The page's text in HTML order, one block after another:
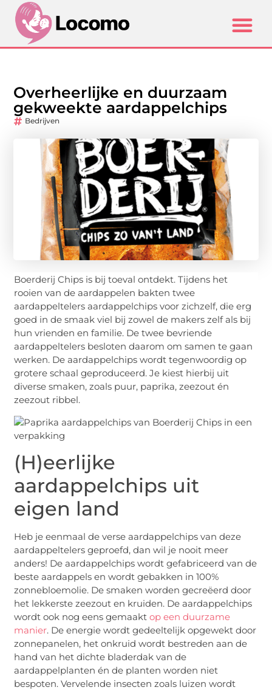
Overheerlijke en duurzaam
gekweekte aardappelchips
Bedrijven
Boerderij Chips is bij toeval ontdekt. Tijdens het
rooien van de aardappelen bakten twee
aardappeltelers aardappelchips voor zichzelf, die erg
goed in de smaak viel bij zowel de makers zelf als bij
hun vrienden en familie. De twee bevriende
aardappeltelers besloten daarom om samen te gaan
werken. De aardappelchips wordt tegenwoordig op
grotere schaal geproduceerd. Je kiest hierbij uit
diverse smaken, zoals puur, paprika, zeezout én
zeezout ribbel.
(H)eerlijke
aardappelchips uit
eigen land
Heb je eenmaal de verse aardappelchips van deze
aardappeltelers geproefd, dan wil je nooit meer
anders! De aardappelchips wordt gefabriceerd van de
beste aardappels en wordt gebakken in 100%
zonnebloemolie. De smaken worden gecreëerd door
het lekkerste zeezout en kruiden. De aardappelchips
wordt ook nog eens gemaaktop een duurzame
manier. De energie wordt gedeeltelijk opgewekt door
zonnepanelen, het onkruid wordt bestreden aan de
hand van het dichte bladerdak van de
aardappelplanten én de planten worden niet
bespoten. Vervelende insecten zoals luizen wordt